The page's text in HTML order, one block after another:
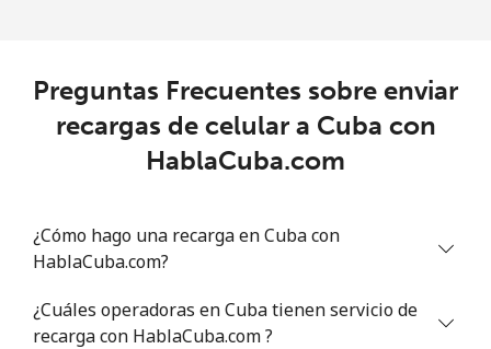
Preguntas Frecuentes sobre enviar
recargas de celular a Cuba con
HablaCuba.com
¿Cómo hago una recarga en Cuba con
HablaCuba.com?
¿Cuáles operadoras en Cuba tienen servicio de
recarga con HablaCuba.com ?